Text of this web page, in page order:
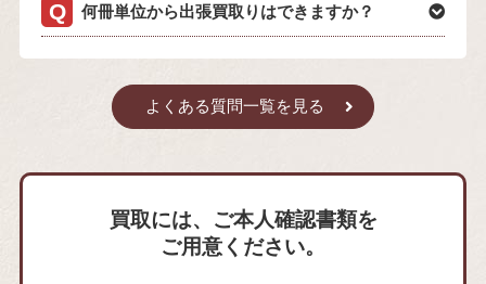
何冊単位から出張買取りはできますか？
よくある質問一覧を見る
買取には、ご本人確認書類を
ご用意ください。